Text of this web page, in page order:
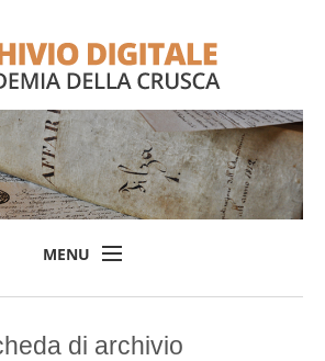
MENU
di archivio